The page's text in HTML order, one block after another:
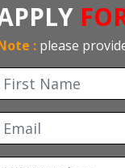
: please